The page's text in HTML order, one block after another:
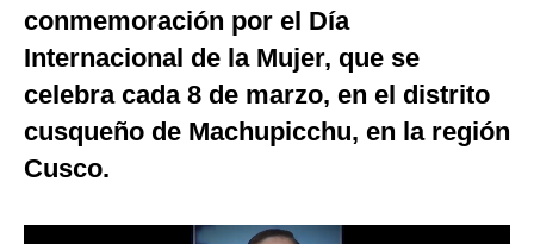
Internacional
Tecnología
Mix
conmemoración por el Día
Internacional de la Mujer, que se
celebra cada 8 de marzo, en el distrito
cusqueño de Machupicchu, en la región
Cusco.